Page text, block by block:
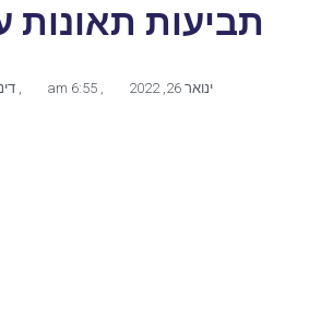
תביעות תאונות
ינואר 26, 2022 ,
,